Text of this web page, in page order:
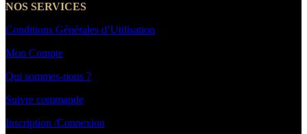
NOS SERVICES
Conditions Générales d’Utilisation
Mon Compte
Qui sommes-nous ?
Suivre commande
Inscription /Connexion